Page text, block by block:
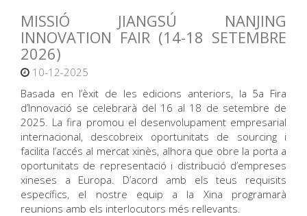
MISSIÓ JIANGSÚ NANJING
INNOVATION FAIR (14-18 SETEMBRE
2026)
10-12-2025
Basada en l’èxit de les edicions anteriors, la 5a Fira
d’Innovació se celebrarà del 16 al 18 de setembre de
2025. La fira promou el desenvolupament empresarial
internacional, descobreix oportunitats de sourcing i
facilita l’accés al mercat xinès, alhora que obre la porta a
oportunitats de representació i distribució d’empreses
xineses a Europa. D’acord amb els teus requisits
específics, el nostre equip a la Xina programarà
reunions amb els interlocutors més rellevants.